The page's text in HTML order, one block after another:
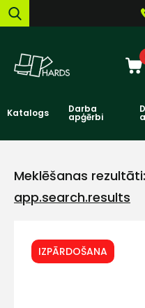
Katalogs Darba
apģērbi
Meklēšanas rezultāti:
app.search.results
IZPĀRDOŠANA